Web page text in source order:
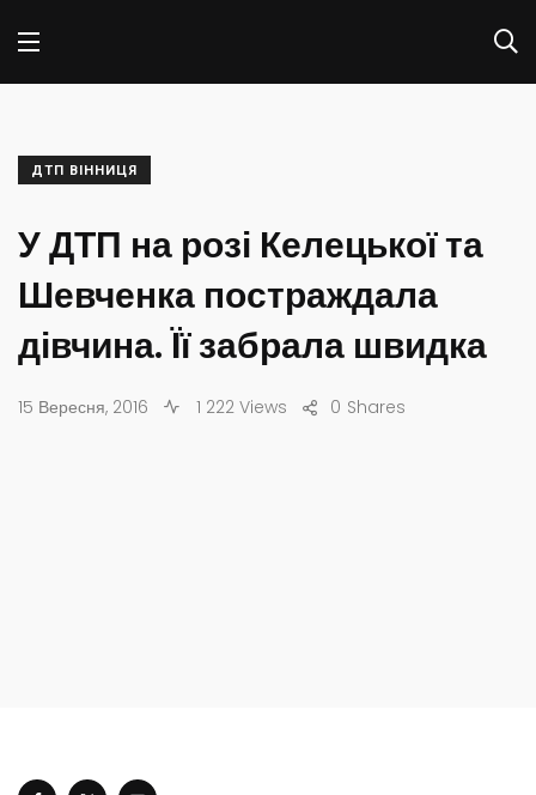
ДТП ВІННИЦЯ
У ДТП на розі Келецької та
Шевченка постраждала
дівчина. Її забрала швидка
15 Вересня, 2016 1 222 Views Shares
0